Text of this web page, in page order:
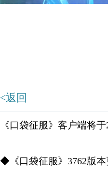
<返回
《口袋征服》客户端将
◆《口袋征服》3762版本